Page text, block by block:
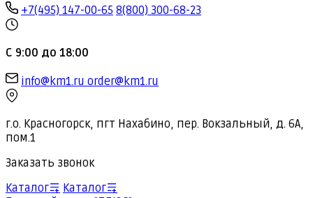
+7(495) 147-00-65 8(800) 300-68-23
С 9:00 до 18:00
info@km1.ru order@km1.ru
г.о. Красногорск, пгт Нахабино, пер. Вокзальный, д. 6А,
пом.1
Заказать звонок
Каталог
Каталог